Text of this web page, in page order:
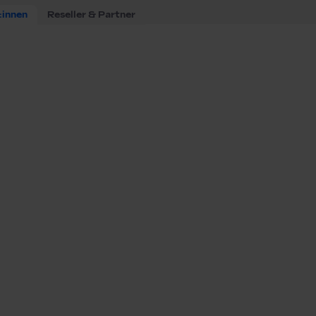
Reseller & Partner